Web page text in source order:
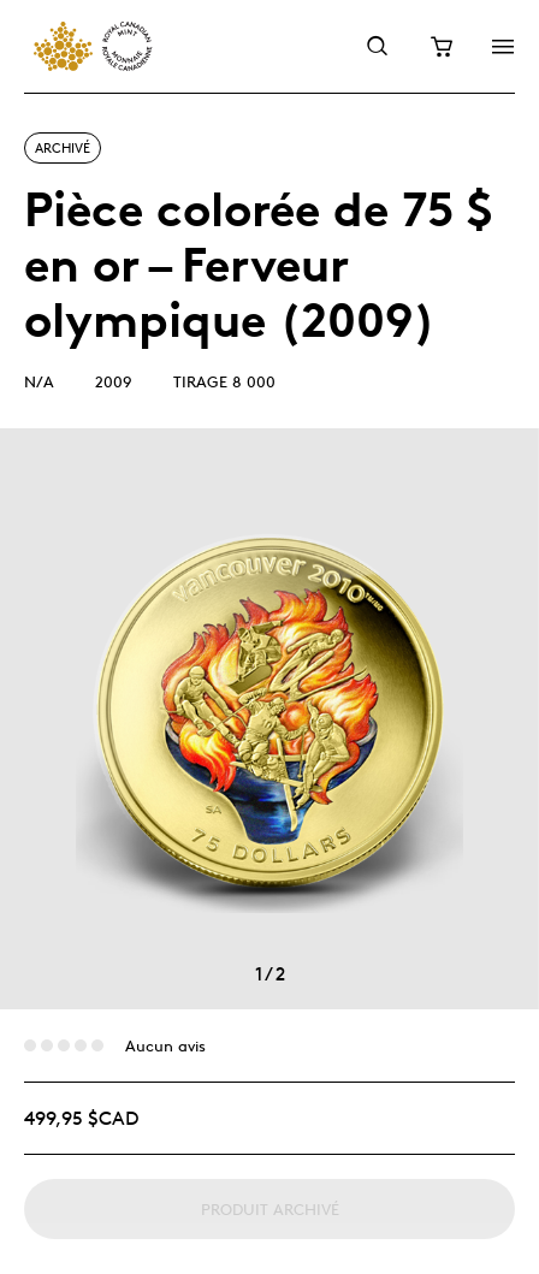
ARCHIVÉ
Pièce colorée de 75 $
en or – Ferveur
olympique (2009)
N/A 2009 TIRAGE 8 000
1/2
Aucun avis
499,95 $CAD
PRODUIT ARCHIVÉ